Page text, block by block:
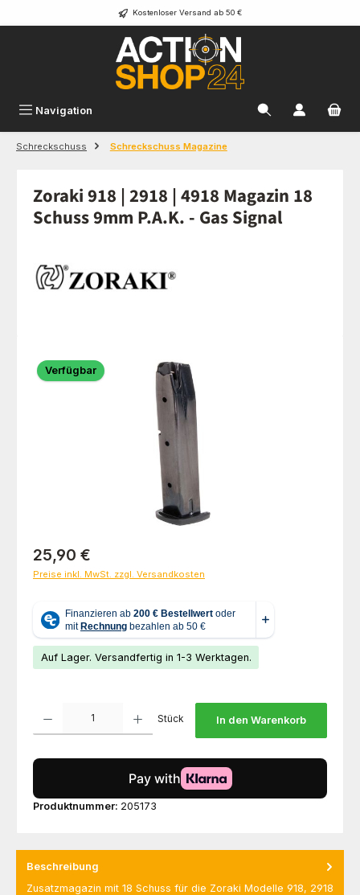
Zum Hauptinhalt springen Kostenloser Versand ab 50 €
Navigation
Schreckschuss Schreckschuss Magazine
Zoraki 918 | 2918 | 4918 Magazin 18
Schuss 9mm P.A.K. - Gas Signal
Bildergalerie überspringen
Verfügbar
Regulärer Preis:
25,90 €
Preise inkl. MwSt. zzgl. Versandkosten
Auf Lager. Versandfertig in 1-3 Werktagen.
Stück In den Warenkorb
Produktnummer: 205173
Beschreibung
Zusatzmagazin mit 18 Schuss für die Zoraki Modelle 918, 2918